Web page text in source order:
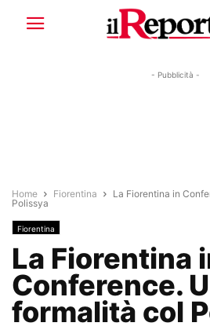
- Pubblicità -
Home Fiorentina
La Fiorentina in
Polissya
Fiorentina
La Fiorentina
Conference.
formalità col